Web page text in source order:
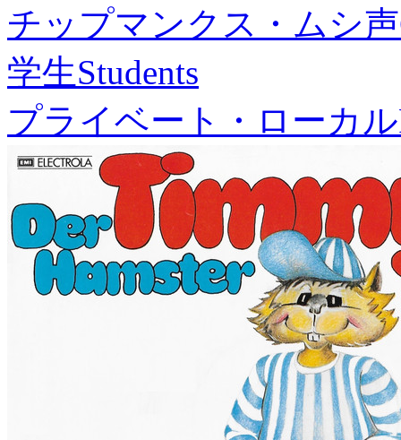
チップマンクス・ムシ声
学生Students
プライベート・ローカル